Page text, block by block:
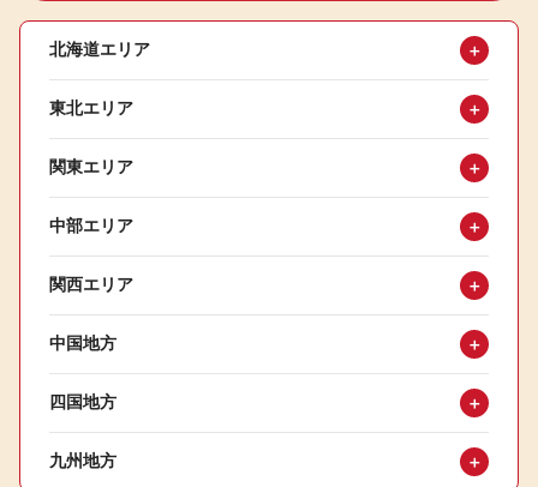
北海道エリア ＋
東北エリア ＋
関東エリア ＋
中部エリア ＋
関西エリア ＋
中国地方 ＋
四国地方 ＋
九州地方 ＋